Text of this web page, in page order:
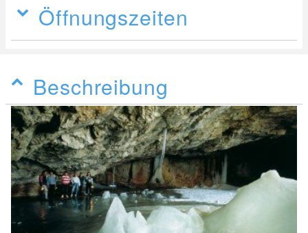
Öffnungszeiten
Beschreibung